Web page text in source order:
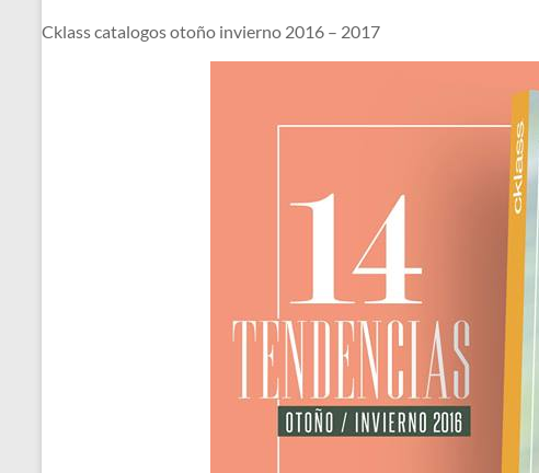
Cklass catalogos otoño invierno 2016 – 2017